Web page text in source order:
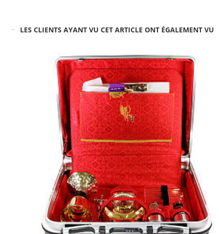
LES CLIENTS AYANT VU CET ARTICLE ONT ÉGALEMENT VU